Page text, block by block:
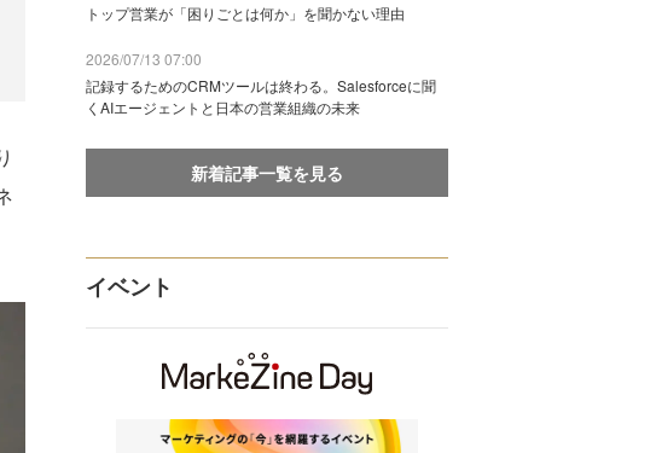
トップ営業が「困りごとは何か」を聞かない理由
2026/07/13 07:00
記録するためのCRMツールは終わる。Salesforceに聞
くAIエージェントと日本の営業組織の未来
新着記事一覧を見る
イベント